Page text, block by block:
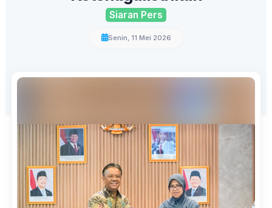
Siaran Pers
Senin, 11 Mei 2026